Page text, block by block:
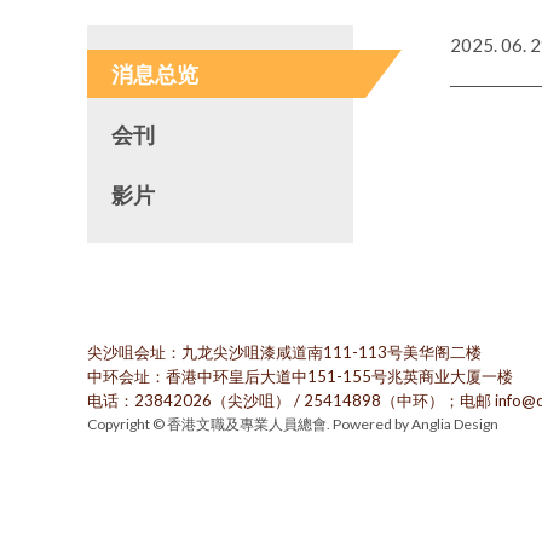
消息总览
会刊
影片
2025. 06.
尖沙咀会址：九龙尖沙咀漆咸道南111-113号美华阁二楼
中环会址：香港中环皇后大道中151-155号兆英商业大厦一楼
电话：23842026（尖沙咀） / 25414898（中环）；电邮
Copyright © 香港文職及專業人員總會. Powered byAnglia Design